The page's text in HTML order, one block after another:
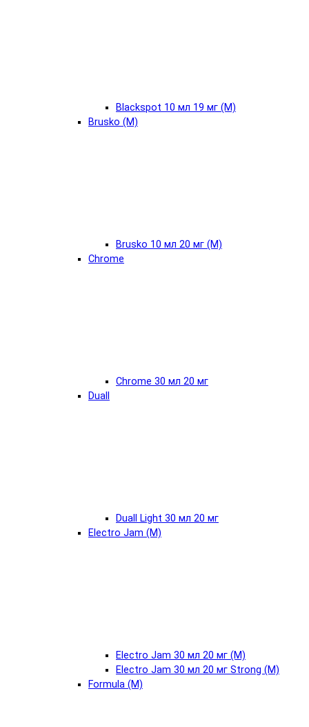
Blackspot 10 мл 19 мг (М)
Brusko (М)
Brusko 10 мл 20 мг (М)
Chrome
Chrome 30 мл 20 мг
Duall
Duall Light 30 мл 20 мг
Electro Jam (М)
Electro Jam 30 мл 20 мг (М)
Electro Jam 30 мл 20 мг Strong (М)
Formula (М)